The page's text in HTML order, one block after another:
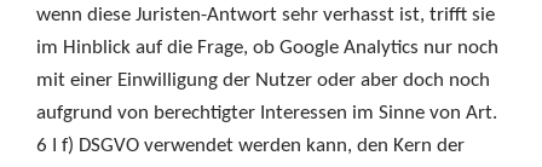
wenn diese Juristen-Antwort sehr verhasst ist, trifft sie
im Hinblick auf die Frage, ob Google Analytics nur noch
mit einer Einwilligung der Nutzer oder aber doch noch
aufgrund von berechtigter Interessen im Sinne von Art.
6 I f) DSGVO verwendet werden kann, den Kern der